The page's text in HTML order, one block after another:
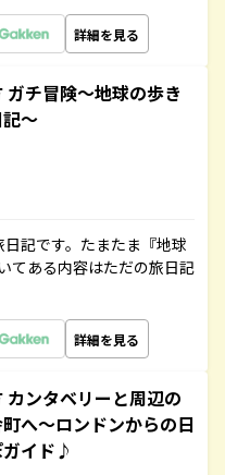
詳細を見る
ガチ冒険～地球の歩き
～
記です。たまたま『地球
てある内容はただの旅日記
詳細を見る
カンタベリーと周辺の
へ～ロンドンからの日
ガイド♪